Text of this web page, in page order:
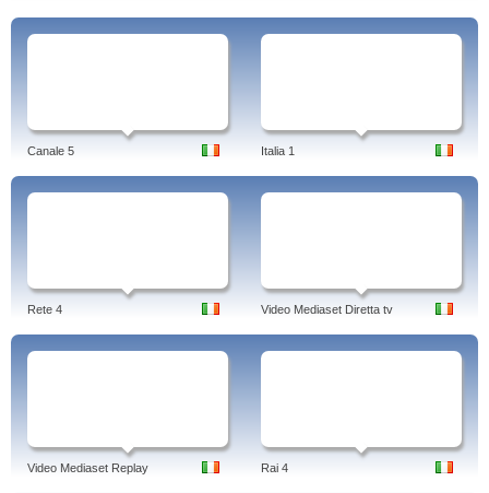
Canale 5 Italia 1
Rete 4 Video Mediaset Diretta tv
Video Mediaset Replay Rai 4